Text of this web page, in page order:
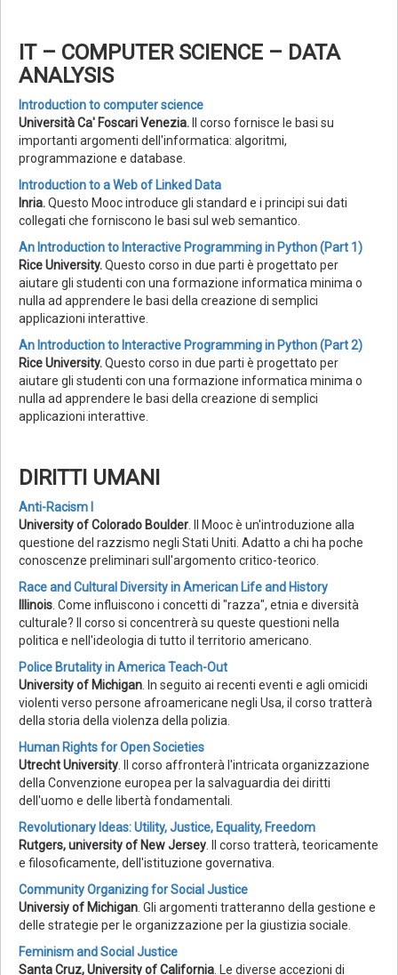
IT – COMPUTER SCIENCE – DATA
ANALYSIS
Introduction to computer science
Università Ca' Foscari Venezia.
Il corso fornisce le basi su
importanti argomenti dell'informatica: algoritmi,
programmazione e database.
Introduction to a Web of Linked Data
Inria.Questo Mooc introduce gli standard e i principi sui dati
collegati che forniscono le basi sul web semantico.
An Introduction to Interactive Programming in Python (Part 1)
Rice University.Questo corso in due parti è progettato per
aiutare gli studenti con una formazione informatica minima o
nulla ad apprendere le basi della creazione di semplici
applicazioni interattive.
An Introduction to Interactive Programming in Python (Part 2)
Rice University.Questo corso in due parti è progettato per
aiutare gli studenti con una formazione informatica minima o
nulla ad apprendere le basi della creazione di semplici
applicazioni interattive.
DIRITTI UMANI
Anti-Racism I
University of Colorado Boulder. Il Mooc è un'introduzione alla
questione del razzismo negli Stati Uniti. Adatto a chi ha poche
conoscenze preliminari sull'argomento critico-teorico.
Race and Cultural Diversity in American Life and History
Illinois. Come influiscono i concetti di "razza", etnia e diversità
culturale? Il corso si concentrerà su queste questioni nella
politica e nell'ideologia di tutto il territorio americano.
Police Brutality in America Teach-Out
University of Michigan. In seguito ai recenti eventi e agli omicidi
violenti verso persone afroamericane negli Usa, il corso tratterà
della storia della violenza della polizia.
Human Rights for Open Societies
Utrecht University. Il corso affronterà l'intricata organizzazione
della Convenzione europea per la salvaguardia dei diritti
dell'uomo e delle libertà fondamentali.
Revolutionary Ideas: Utility, Justice, Equality, Freedom
Rutgers, university of New Jersey. Il corso tratterà, teoricamente
e filosoficamente, dell'istituzione governativa.
Community Organizing for Social Justice
Universiy of Michigan. Gli argomenti tratteranno della gestione e
delle strategie per le organizzazione per la giustizia sociale.
Feminism and Social Justice
Santa Cruz, University of California. Le diverse accezioni di